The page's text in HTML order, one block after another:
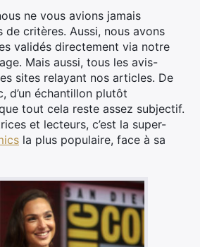
ne vous avions jamais
de critères. Aussi, nous avons
validés directement via notre
Mais aussi, tous les avis-
sites relayant nos articles. De
d’un échantillon plutôt
tout cela reste assez subjectif.
et lecteurs, c’est la super-
la plus populaire, face à sa